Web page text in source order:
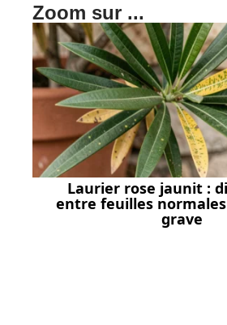
Zoom sur ...
Laurier rose jaunit :
entre feuilles
grave